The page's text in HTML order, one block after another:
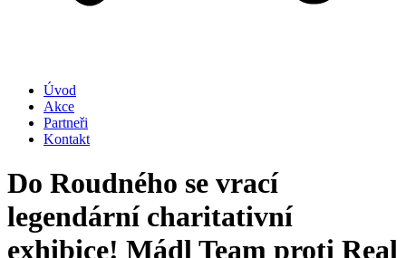
Úvod
Akce
Partneři
Kontakt
Do Roudného se vrací
legendární charitativní
exhibice! Mádl Team proti Real